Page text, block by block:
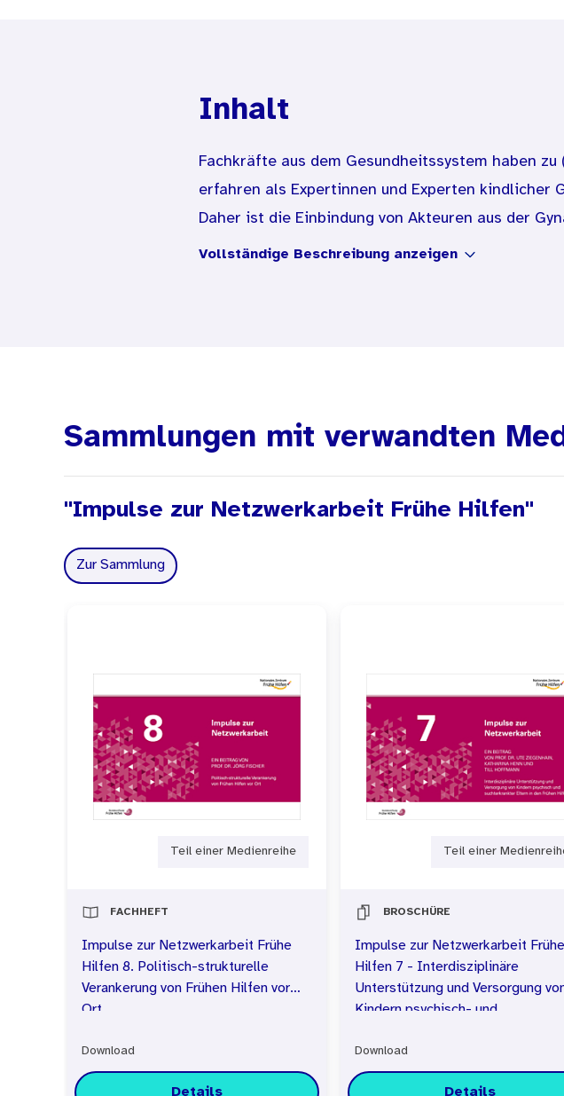
Inhalt
Fachkräfte aus dem Gesundheitssystem haben
erfahren als Expertinnen und Experten kindlicher
Daher ist die Einbindung von Akteuren aus der
der Pädiatrie in die Netzwerke Frühe Hilfen von
verschiedenen Anbieterinnen und Anbieter
Unterstützung anzubieten. Beleuchtet werden
NZFH mit, z. B. am Kompetenzprofil für
Vollständige Beschreibung anzeigen
Sammlungen mit verwandten
"Impulse zur Netzwerkarbeit Frühe Hilfen"
Zur Sammlung
Teil einer Medienreihe
FACHHEFT
Impulse zur Netzwerkarbeit Frühe
Hilfen 8. Politisch-strukturelle
Verankerung von Frühen Hilfen vor
Ort
Download
Details
Teil einer
BROSCHÜRE
Impulse zur Netzwerkarbeit Frühe
Hilfen 7 - Interdisziplinäre
Unterstützung und Versorgung
Kindern psychisch- und
Hilfen
Download
Details